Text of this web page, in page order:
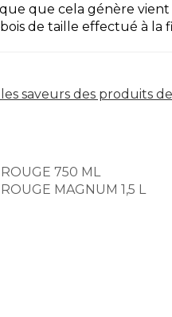
que cela génère
bois de taille effectué à la
saveurs des produits
750 ML
MAGNUM 1,5 L